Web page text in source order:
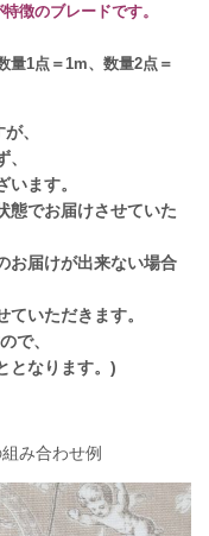
徴のブレードです。
量1点＝1m、数量2点＝
、
ます。
態でお届けさせていた
お届けが出来ない場合
いただきます。
で、
となります。)
み合わせ例